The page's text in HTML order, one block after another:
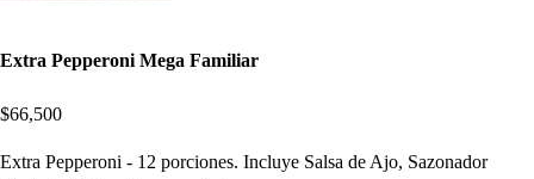
Extra Pepperoni Mega Familiar
$66,500
Extra Pepperoni - 12 porciones. Incluye Salsa de Ajo, Sazonador